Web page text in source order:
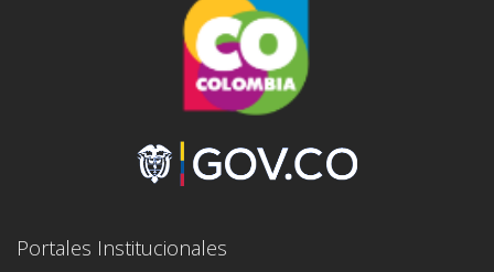
Portales Institucionales